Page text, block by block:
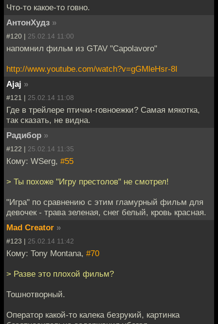
Что-то какое-то говно.
АнтонХудз »
#120 | 25.02.14 11:00
напомнил фильм из GTAV "Capolavoro"
http://www.youtube.com/watch?v=gGMleHsr-8I
Ajaj »
#121 | 25.02.14 11:08
Где в трейлере птички-говноежки? Самая мякотка,
так сказать, не видна.
Радибор »
#122 | 25.02.14 11:35
Кому: WSerg, #55
> Ты похоже "Игру престолов" не смотрел!
"Игра" по сравнению с этим гламурный фильм для
девочек - трава зеленая, снег белый, кровь красная.
Mad Creator »
#123 | 25.02.14 11:42
Кому: Tony Montana, #70
> Разве это плохой фильм?
Тошнотворный.
Оператор какой-то калека безрукий, картинка